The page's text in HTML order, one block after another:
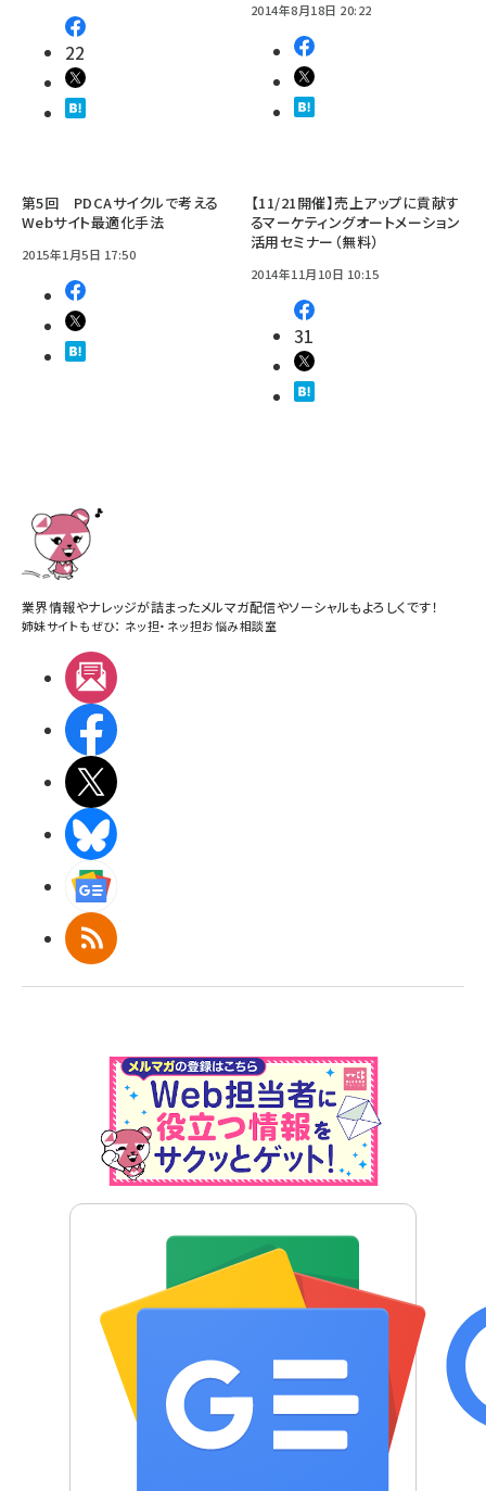
22
2014年8月18日 20:22
第5回 PDCAサイクルで考える
Webサイト最適化手法
2015年1月5日 17:50
【11/21開催】売上アップに貢献す
るマーケティングオートメーション
活用セミナー（無料）
2014年11月10日 10:15
31
業界情報やナレッジが詰まったメルマガ配信やソーシャルもよろしくです！
姉妹サイトもぜひ： ネッ担・ ネッ担お悩み相談室
RSS